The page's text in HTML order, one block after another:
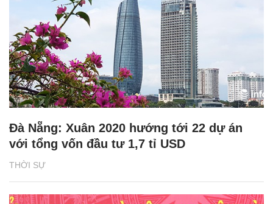
THỜI SỰ
Đà Nẵng: Xuân 2020 hướng tới 22 dự án
với tổng vốn đầu tư 1,7 tỉ USD